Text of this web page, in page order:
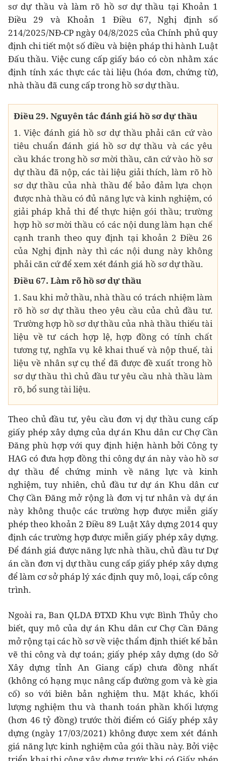
sơ dự thầu và làm rõ hồ sơ dự thầu tại Khoản 1
Điều 29 và Khoản 1 Điều 67, Nghị định số
214/2025/NĐ-CP ngày 04/8/2025 của Chính phủ quy
định chi tiết một số điều và biện pháp thi hành Luật
Đấu thầu. Việc cung cấp giấy báo có còn nhằm xác
định tính xác thực các tài liệu (hóa đơn, chứng từ),
nhà thầu đã cung cấp trong hồ sơ dự thầu.
Điều 29. Nguyên tắc đánh giá hồ sơ dự thầu
1. Việc đánh giá hồ sơ dự thầu phải căn cứ vào
tiêu chuẩn đánh giá hồ sơ dự thầu và các yêu
cầu khác trong hồ sơ mời thầu, căn cứ vào hồ sơ
dự thầu đã nộp, các tài liệu giải thích, làm rõ hồ
sơ dự thầu của nhà thầu để bảo đảm lựa chọn
được nhà thầu có đủ năng lực và kinh nghiệm, có
giải pháp khả thi để thực hiện gói thầu; trường
hợp hồ sơ mời thầu có các nội dung làm hạn chế
cạnh tranh theo quy định tại khoản 2 Điều 26
của Nghị định này thì các nội dung này không
phải căn cứ để xem xét đánh giá hồ sơ dự thầu.
Điều 67. Làm rõ hồ sơ dự thầu
1. Sau khi mở thầu, nhà thầu có trách nhiệm làm
rõ hồ sơ dự thầu theo yêu cầu của chủ đầu tư.
Trường hợp hồ sơ dự thầu của nhà thầu thiếu tài
liệu về tư cách hợp lệ, hợp đồng có tính chất
tương tự, nghĩa vụ kê khai thuế và nộp thuế, tài
liệu về nhân sự cụ thể đã được đề xuất trong hồ
sơ dự thầu thì chủ đầu tư yêu cầu nhà thầu làm
rõ, bổ sung tài liệu.
Theo chủ đầu tư, yêu cầu đơn vị dự thầu cung cấp
giấy phép xây dựng của dự án Khu dân cư Chợ Cần
Đăng phù hợp với quy định hiện hành bởi Công ty
HAG có đưa hợp đồng thi công dự án này vào hồ sơ
dự thầu để chứng minh về năng lực và kinh
nghiệm, tuy nhiên, chủ đầu tư dự án Khu dân cư
Chợ Cần Đăng mở rộng là đơn vị tư nhân và dự án
này không thuộc các trường hợp được miễn giấy
phép theo khoản 2 Điều 89 Luật Xây dựng 2014 quy
định các trường hợp được miễn giấy phép xây dựng.
Để đánh giá được năng lực nhà thầu, chủ đầu tư Dự
án cần đơn vị dự thầu cung cấp giấy phép xây dựng
để làm cơ sở pháp lý xác định quy mô, loại, cấp công
trình.
Ngoài ra, Ban QLDA ĐTXD Khu vực Bình Thủy cho
biết, quy mô của dự án Khu dân cư Chợ Cần Đăng
mở rộng tại các hồ sơ về việc thẩm định thiết kế bản
vẽ thi công và dự toán; giấy phép xây dựng (do Sở
Xây dựng tỉnh An Giang cấp) chưa đồng nhất
(không có hạng mục nâng cấp đường gom và kè gia
cố) so với biên bản nghiệm thu. Mặt khác, khối
lượng nghiệm thu và thanh toán phần khối lượng
(hơn 46 tỷ đồng) trước thời điểm có Giấy phép xây
dựng (ngày 17/03/2021) không được xem xét đánh
giá năng lực kinh nghiệm của gói thầu này. Bởi việc